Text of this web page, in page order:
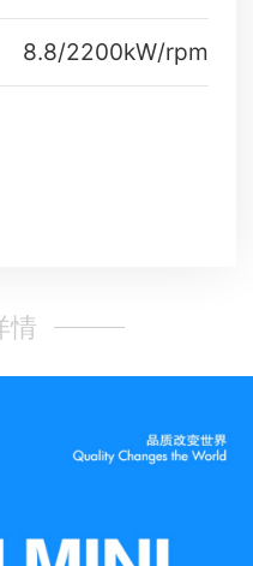
8.8/2200kW/rpm
情